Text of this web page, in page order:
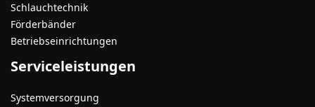
Schlauchtechnik
Förderbänder
Betriebseinrichtungen
Serviceleistungen
Systemversorgung